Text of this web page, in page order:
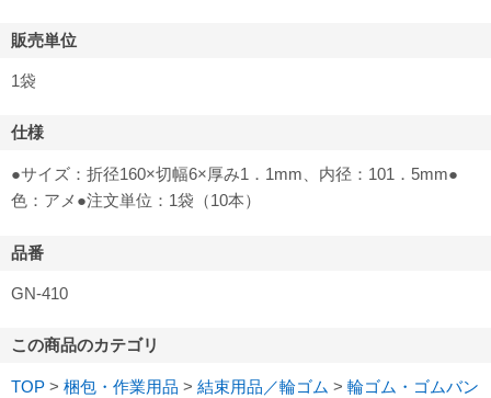
販売単位
1袋
仕様
●サイズ：折径160×切幅6×厚み1．1mm、内径：101．5mm●
色：アメ●注文単位：1袋（10本）
品番
GN-410
この商品のカテゴリ
TOP > 梱包・作業用品 > 結束用品／輪ゴム > 輪ゴム・ゴムバン